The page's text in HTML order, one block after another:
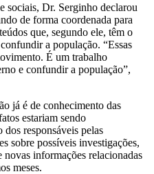
sociais, Dr. Serginho declarou
de forma coordenada para
que, segundo ele, têm o
a população. “Essas
É um trabalho
e confundir a população”,
já é de conhecimento das
estariam sendo
responsáveis pelas
sobre possíveis investigações,
informações relacionadas
meses.